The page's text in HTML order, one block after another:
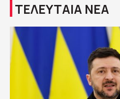
ΤΕΛΕΥΤΑΙΑ ΝΕΑ